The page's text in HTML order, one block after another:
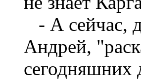
- А сейчас,
Андрей,
сегодняшних